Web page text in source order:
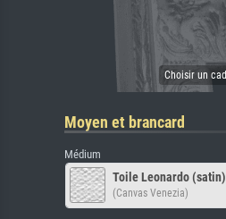
Moyen et brancard
Médium
Toile Leonardo (satin)
(Canvas Venezia)